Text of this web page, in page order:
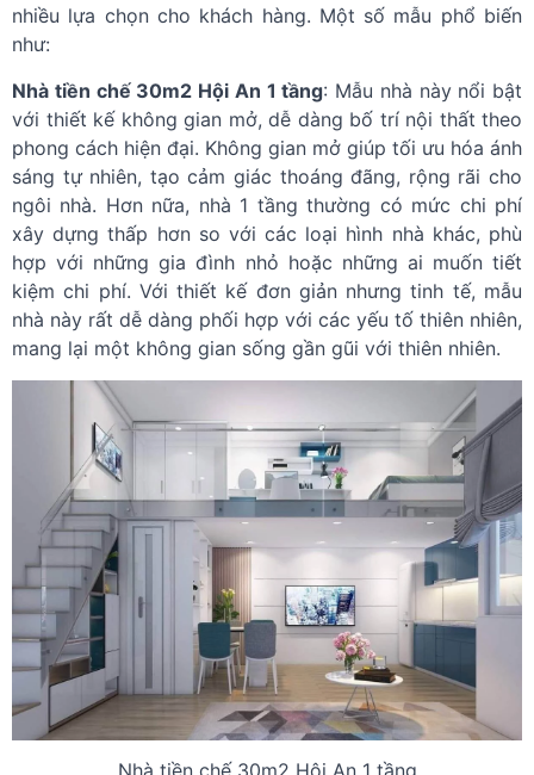
nhiều lựa chọn cho khách hàng. Một số mẫu phổ biến
như:
Nhà tiền chế 30m2 Hội An 1 tầng: Mẫu nhà này nổi bật
với thiết kế không gian mở, dễ dàng bố trí nội thất theo
phong cách hiện đại. Không gian mở giúp tối ưu hóa ánh
sáng tự nhiên, tạo cảm giác thoáng đãng, rộng rãi cho
ngôi nhà. Hơn nữa, nhà 1 tầng thường có mức chi phí
xây dựng thấp hơn so với các loại hình nhà khác, phù
hợp với những gia đình nhỏ hoặc những ai muốn tiết
kiệm chi phí. Với thiết kế đơn giản nhưng tinh tế, mẫu
nhà này rất dễ dàng phối hợp với các yếu tố thiên nhiên,
mang lại một không gian sống gần gũi với thiên nhiên.
Nhà tiền chế 30m2 Hội An 1 tầng